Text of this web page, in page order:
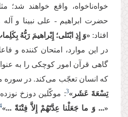
خواه‌ناخواه، واقع خواهند شد؛
حضرت ابراهیم - علی نبینا و آله
افتاد: «وَ إِذِ ابْتَلى‏؛ إِبْراهیمَ رَبُّهُ
در این موارد، امتحان کننده و
گاهی قرآن امور کوچکی را به
که انسان تعجّب می‌کند. در سوره
تِسْعَةَ عَشَر»3: موکّلین دوزخ
«... وَ ما جَعَلْنا عِدَّتَهُمْ إِلاَّ فِتْنَةً ...»